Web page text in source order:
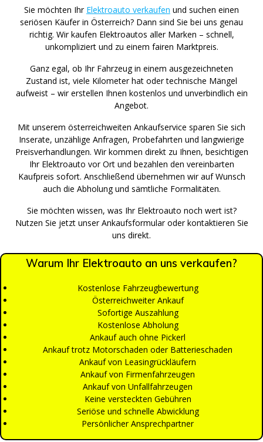
Sie möchten Ihr Elektroauto verkaufen und suchen einen
seriösen Käufer in Österreich? Dann sind Sie bei uns genau
richtig. Wir kaufen Elektroautos aller Marken – schnell,
unkompliziert und zu einem fairen Marktpreis.
Ganz egal, ob Ihr Fahrzeug in einem ausgezeichneten
Zustand ist, viele Kilometer hat oder technische Mängel
aufweist – wir erstellen Ihnen kostenlos und unverbindlich ein
Angebot.
Mit unserem österreichweiten Ankaufservice sparen Sie sich
Inserate, unzählige Anfragen, Probefahrten und langwierige
Preisverhandlungen. Wir kommen direkt zu Ihnen, besichtigen
Ihr Elektroauto vor Ort und bezahlen den vereinbarten
Kaufpreis sofort. Anschließend übernehmen wir auf Wunsch
auch die Abholung und sämtliche Formalitäten.
Sie möchten wissen, was Ihr Elektroauto noch wert ist?
Nutzen Sie jetzt unser Ankaufsformular oder kontaktieren Sie
uns direkt.
Warum Ihr Elektroauto an uns verkaufen?
Kostenlose Fahrzeugbewertung
Österreichweiter Ankauf
Sofortige Auszahlung
Kostenlose Abholung
Ankauf auch ohne Pickerl
Ankauf trotz Motorschaden oder Batterieschaden
Ankauf von Leasingrückläufern
Ankauf von Firmenfahrzeugen
Ankauf von Unfallfahrzeugen
Keine versteckten Gebühren
Seriöse und schnelle Abwicklung
Persönlicher Ansprechpartner